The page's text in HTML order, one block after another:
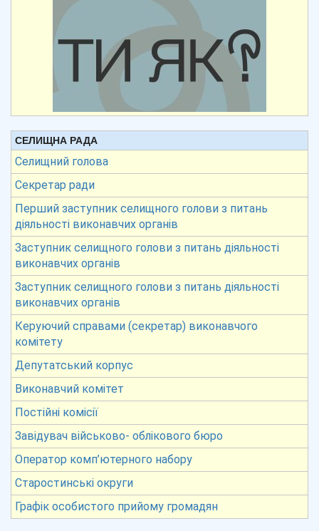
СЕЛИЩНА РАДА
Селищний голова
Секретар ради
Перший заступник селищного голови з питань
діяльності виконавчих органів
Заступник селищного голови з питань діяльності
виконавчих органів
Заступник селищного голови з питань діяльності
виконавчих органів
Керуючий справами (секретар) виконавчого
комітету
Депутатський корпус
Виконавчий комітет
Постійні комісії
Завідувач військово- облікового бюро
Оператор комп’ютерного набору
Старостинські округи
Графік особистого прийому громадян